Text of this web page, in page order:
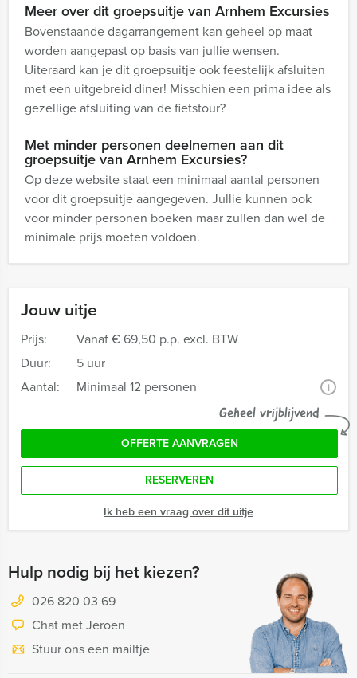
Jouw uitje
Prijs: Vanaf€ 69,50 p.p. excl. BTW
Duur:
5 uur
Aantal:
Minimaal 12 personen i
Geheel vrijblijvend
OFFERTE AANVRAGEN
RESERVEREN
Ik heb een vraag over dit uitje
Hulp nodig bij het kiezen?
026 820 03 69
Chat met Jeroen
Stuur ons een mailtje
Meer over dit groepsuitje van Arnhem Excursies
Bovenstaande dagarrangement kan geheel op maat
worden aangepast op basis van jullie wensen.
Uiteraard kan je dit groepsuitje ook feestelijk afsluiten
met een uitgebreid diner! Misschien een prima idee als
gezellige afsluiting van de fietstour?
Met minder personen deelnemen aan dit
groepsuitje van Arnhem Excursies?
Op deze website staat een minimaal aantal personen
voor dit groepsuitje aangegeven. Jullie kunnen ook
voor minder personen boeken maar zullen dan wel de
minimale prijs moeten voldoen.